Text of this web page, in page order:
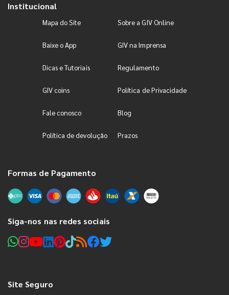
Institucional
Mapa do Site Sobre a GIV Online
Baixe o App GIV na Imprensa
Dicas e Tutoriais Regulamento
GIV coins Política de Privacidade
Fale conosco Blog
Política de devolução Prazos
Formas de Pagamento
Siga-nos nas redes sociais
Site Seguro